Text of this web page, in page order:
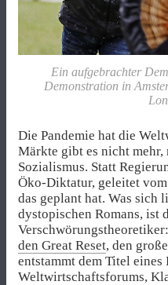
Ein aufgebrachter
Demonstration in
Die Pandemie hat die
Märkte gibt es nicht mehr,
Sozialismus. Statt
Öko-Diktatur, geleitet
das geplant hat. Was sich
dystopischen Romans, ist
den Great Reset, den
entstammt dem Titel eines
Weltwirtschaftsforums,